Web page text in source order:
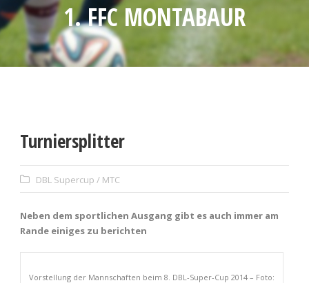
1. FFC MONTABAUR
Turniersplitter
DBL Supercup / MTC
Neben dem sportlichen Ausgang gibt es auch immer am
Rande einiges zu berichten
Vorstellung der Mannschaften beim 8. DBL-Super-Cup 2014 – Foto: